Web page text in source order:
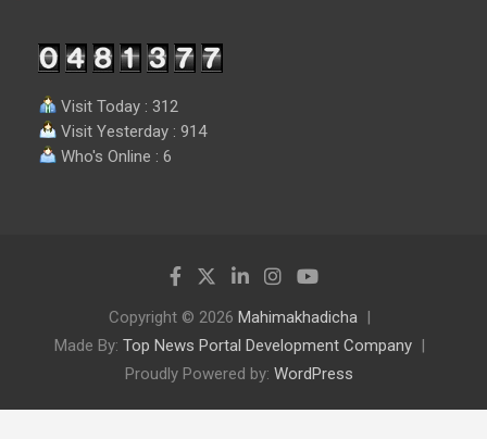
Visit Today : 312
Visit Yesterday : 914
Who's Online : 6
Copyright © 2026 Mahimakhadicha
Made By: Top News Portal Development Company
Proudly Powered by: WordPress